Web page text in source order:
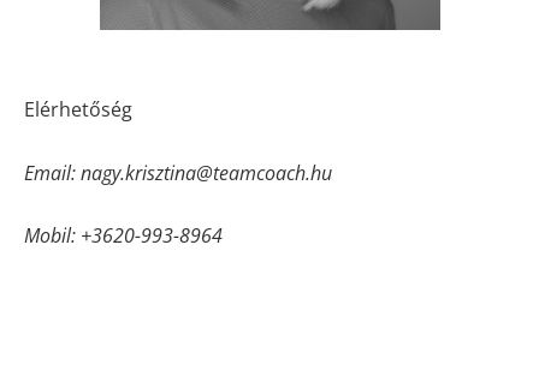
Elérhetőség
Email: nagy.krisztina@teamcoach.hu
Mobil: +3620-993-8964